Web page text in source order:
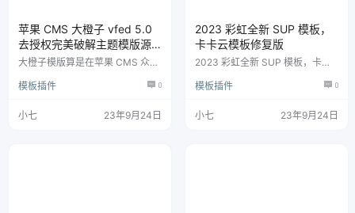
苹果 CMS 大橙子 vfed 5.0
去授权完美破解主题模版源
码
大橙子模版算是在苹果 CMS 众多
简洁，功能众多，非常的齐全。
板，完美破解，自测无后门，无广
模板插件 0
小七 23年9月24日
2023 彩虹全新 SUP 模板，
卡卡云模板修复版
2023 彩虹全新 SUP 模板，卡卡
修复了 PC 端购物车页面显示不正
模板插件 0
小七 23年9月24日